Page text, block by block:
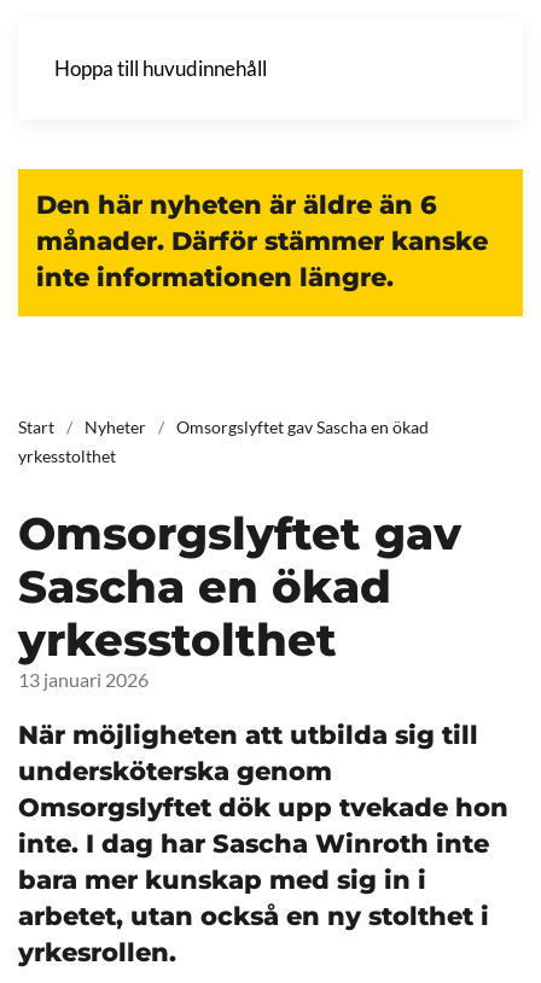
Hoppa till huvudinnehåll
Den här nyheten är äldre än 6
månader. Därför stämmer kanske
inte informationen längre.
Start Nyheter
Omsorgslyftet gav Sascha en ökad
yrkesstolthet
Omsorgslyftet gav
Sascha en ökad
yrkesstolthet
13 januari 2026
När möjligheten att utbilda sig till
undersköterska genom
Omsorgslyftet dök upp tvekade hon
inte. I dag har Sascha Winroth inte
bara mer kunskap med sig in i
arbetet, utan också en ny stolthet i
yrkesrollen.